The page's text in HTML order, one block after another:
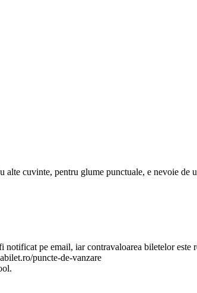
cuvinte, pentru glume punctuale, e nevoie de
pe email, iar contravaloarea biletelor este
puncte-de-vanzare